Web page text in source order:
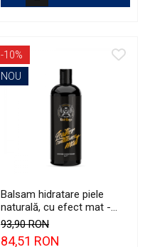
-10%
NOU
Balsam hidratare piele
naturală, cu efect mat -
BadBoys Leather Matt (1L)
93,90 RON
84,51 RON